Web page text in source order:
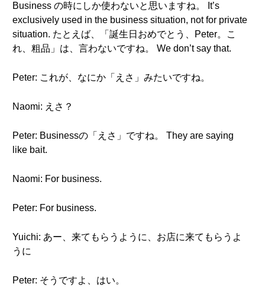
Business の時にしか使わないと思いますね。 It’s
exclusively used in the business situation, not for private
situation. たとえば、「誕生日おめでとう、Peter。こ
れ、粗品」は、言わないですね。 We don’t say that.
Peter: これが、なにか「えさ」みたいですね。
Naomi: えさ？
Peter: Businessの「えさ」ですね。 They are saying
like bait.
Naomi: For business.
Peter: For business.
Yuichi: あー、来てもらうように、お店に来てもらうよ
うに
Peter: そうですよ、はい。